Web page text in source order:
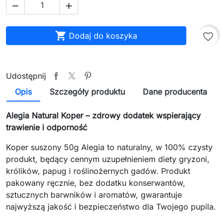
 
 Dodaj do koszyka favorite_border
Udostępnij
Opis
Szczegóły produktu Dane producenta
Alegia Natural Koper – zdrowy dodatek wspierający
trawienie i odporność
Koper suszony 50g Alegia to naturalny, w 100% czysty
produkt, będący cennym uzupełnieniem diety gryzoni,
królików, papug i roślinożernych gadów. Produkt
pakowany ręcznie, bez dodatku konserwantów,
sztucznych barwników i aromatów, gwarantuje
najwyższą jakość i bezpieczeństwo dla Twojego pupila.